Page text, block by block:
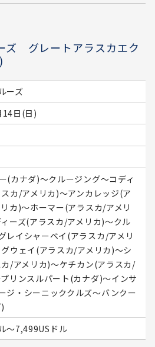
ズ グレートアラスカエク
ーズ
日(日)
(カナダ)～クルージング～コディ
カ/アメリカ)～アンカレッジ(ア
カ)～ホーマー(アラスカ/アメリ
ーズ(アラスカ/アメリカ)～クル
レイシャーベイ(アラスカ/アメリ
ウェイ(アラスカ/アメリカ)～シ
カ/アメリカ)～ケチカン(アラスカ/
リンスルパート(カナダ)～インサ
ジ・シーニッククルズ～バンクー
〜7,499USドル